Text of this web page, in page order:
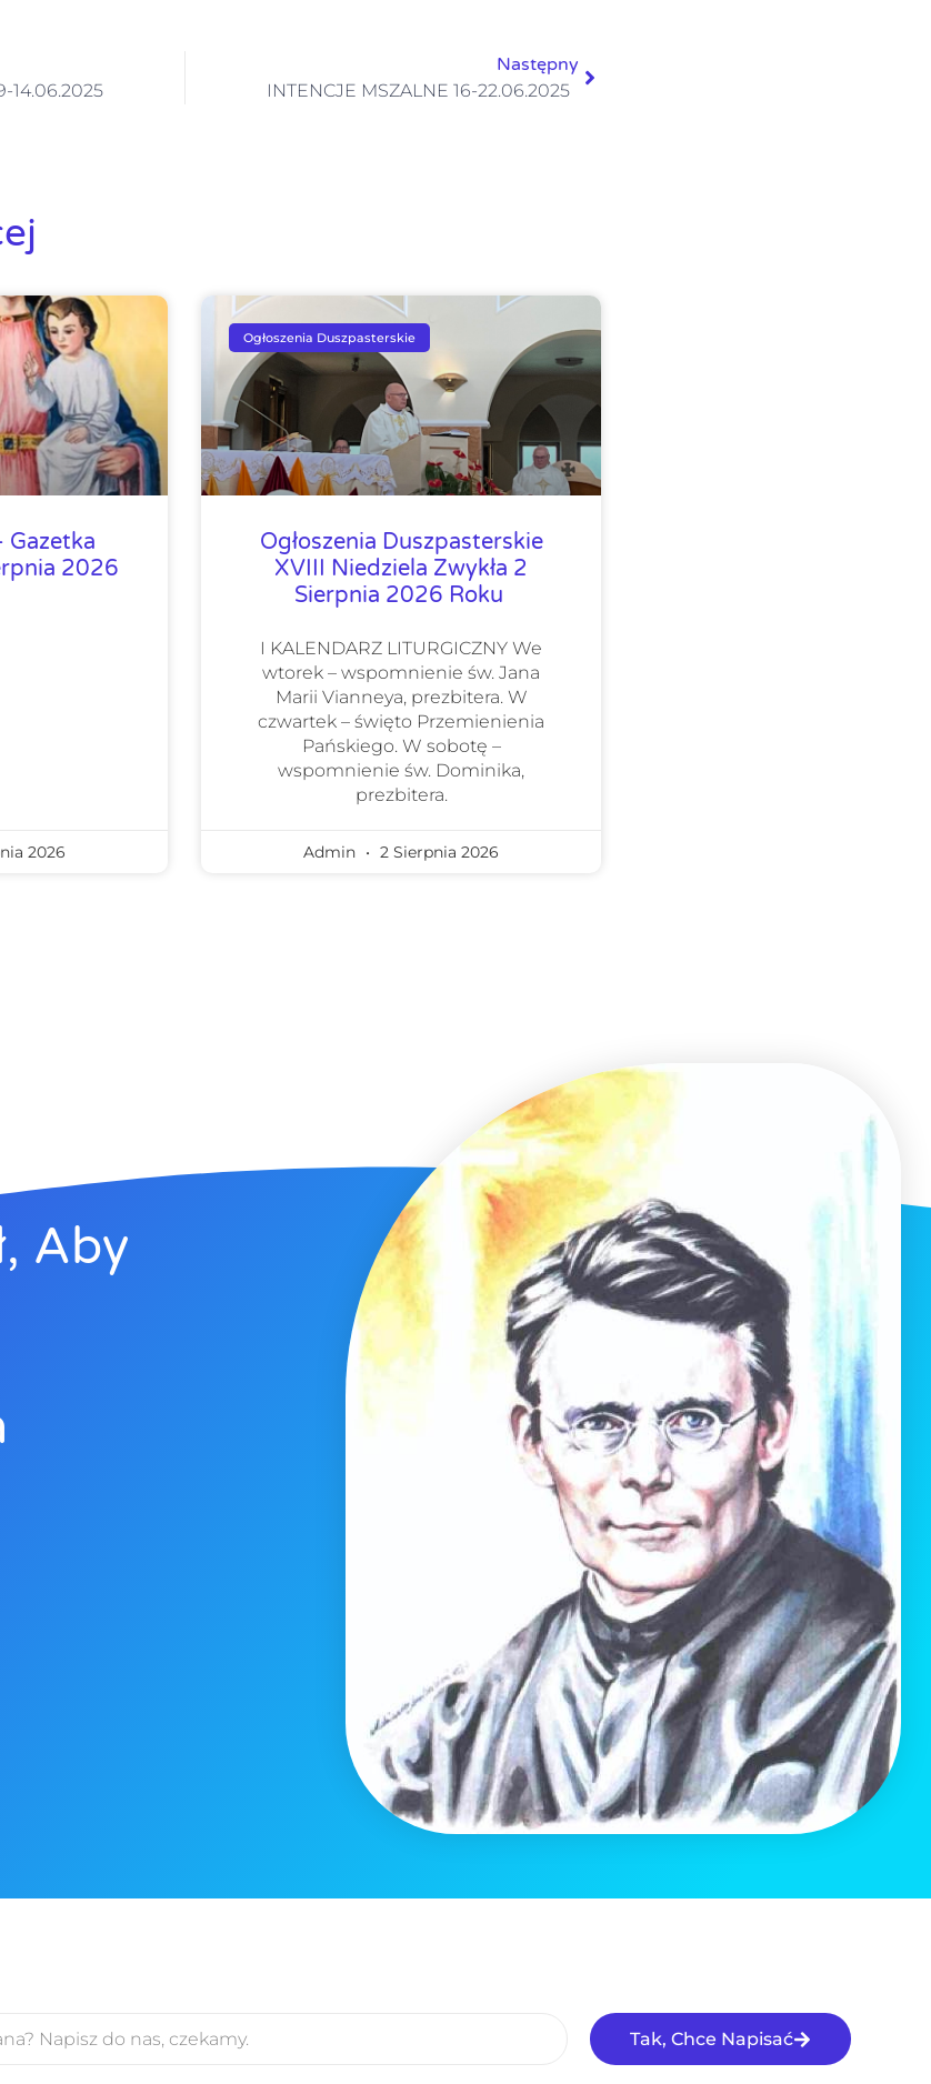
14.06.2025
Następny
INTENCJE MSZALNE 16-22.06.2025
Gazetka
2026
2026
Ogłoszenia Duszpasterskie
Ogłoszenia Duszpasterskie
XVIII Niedziela Zwykła 2
Sierpnia 2026 Roku
I KALENDARZ LITURGICZNY We
wtorek – wspomnienie św. Jana
Marii Vianneya, prezbitera. W
czwartek – święto Przemienienia
Pańskiego. W sobotę –
wspomnienie św. Dominika,
prezbitera.
Admin 2 Sierpnia 2026
Aby
Tak, Chce Napisać